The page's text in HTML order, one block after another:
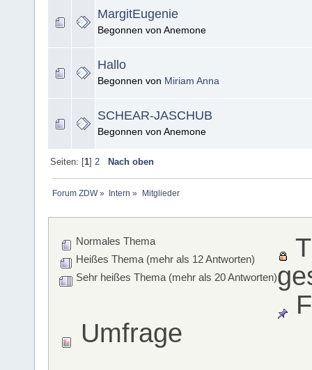
MargitEugenie
Begonnen von Anemone
Hallo
Begonnen von Miriam Anna
SCHEAR-JASCHUB
Begonnen von Anemone
Seiten: [1] 2 Nach oben
Forum ZDW» Intern » Mitglieder
Normales Thema
Heißes Thema (mehr als 12 Antworten)
Sehr heißes Thema (mehr als 20 Antworten)
Umfrage